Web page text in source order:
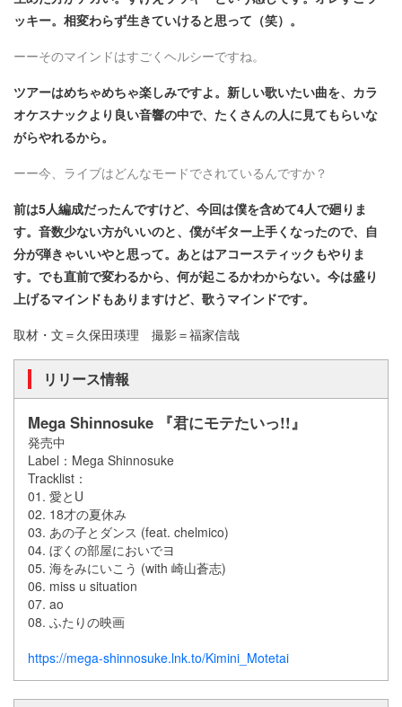
ッキー。相変わらず生きていけると思って（笑）。
ーーそのマインドはすごくヘルシーですね。
ツアーはめちゃめちゃ楽しみですよ。新しい歌いたい曲を、カラ
オケスナックより良い音響の中で、たくさんの人に見てもらいな
がらやれるから。
ーー今、ライブはどんなモードでされているんですか？
前は5人編成だったんですけど、今回は僕を含めて4人で廻りま
す。音数少ない方がいいのと、僕がギター上手くなったので、自
分が弾きゃいいやと思って。あとはアコースティックもやりま
す。でも直前で変わるから、何が起こるかわからない。今は盛り
上げるマインドもありますけど、歌うマインドです。
取材・文＝久保田瑛理 撮影＝福家信哉
リリース情報
Mega Shinnosuke 『君にモテたいっ!!』
発売中
Label：Mega Shinnosuke
Tracklist：
01. 愛とU
02. 18才の夏休み
03. あの子とダンス (feat. chelmico)
04. ぼくの部屋においでヨ
05. 海をみにいこう (with 崎山蒼志)
06. miss u situation
07. ao
08. ふたりの映画
https://mega-shinnosuke.lnk.to/Kimini_Motetai​